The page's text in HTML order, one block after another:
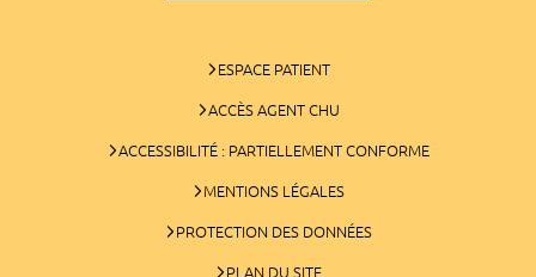
ESPACE PATIENT
ACCÈS AGENT CHU
ACCESSIBILITÉ : PARTIELLEMENT CONFORME
MENTIONS LÉGALES
PROTECTION DES DONNÉES
PLAN DU SITE